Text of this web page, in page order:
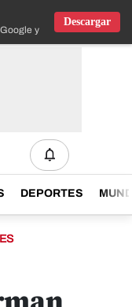
y IOS
Descargar
DEPORTES